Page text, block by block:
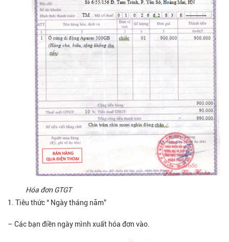
Hóa đơn GTGT
Tiêu thức “ Ngày tháng năm”
– Các bạn điền ngày mình xuất hóa đơn vào.